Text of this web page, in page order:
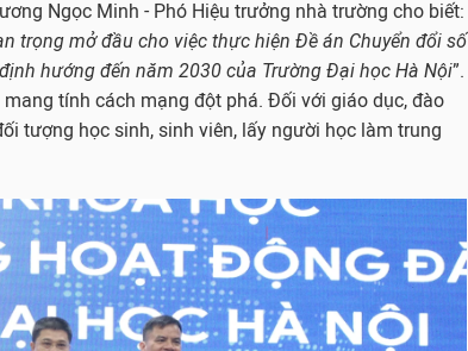
Ngọc Minh - Phó Hiệu trưởng nhà trường cho biết:
trọng mở đầu cho việc thực hiện Đề án Chuyển đổi số
hướng đến năm 2030 của Trường Đại học Hà Nội”.
tính cách mạng đột phá. Đối với giáo dục, đào
tượng học sinh, sinh viên, lấy người học làm trung